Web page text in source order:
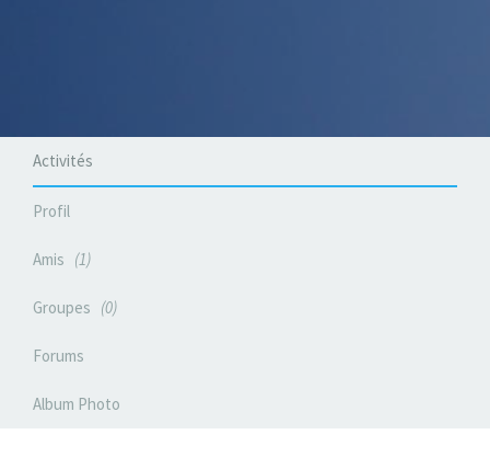
Activités
Profil
Amis 1
Groupes 0
Forums
Album Photo